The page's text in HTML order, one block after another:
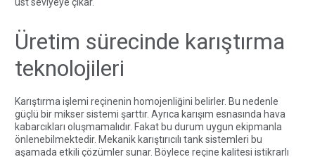
Üretim sürecinde karıştırma
teknolojileri
Karıştırma işlemi reçinenin homojenliğini belirler. Bu nedenle
güçlü bir mikser sistemi şarttır. Ayrıca karışım esnasında hava
kabarcıkları oluşmamalıdır. Fakat bu durum uygun ekipmanla
önlenebilmektedir. Mekanik karıştırıcılı tank sistemleri bu
aşamada etkili çözümler sunar. Böylece reçine kalitesi istikrarlı